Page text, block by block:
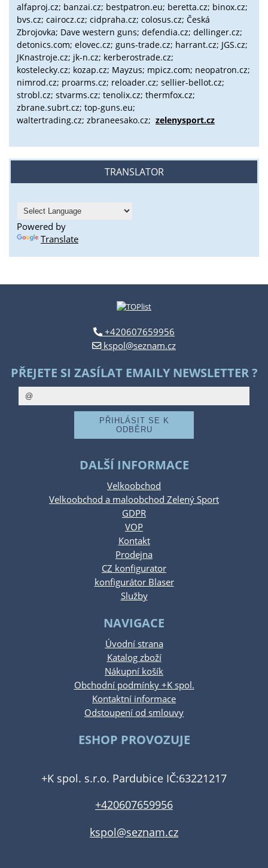
alfaproj.cz; banzai.cz; bestpatron.eu; beretta.cz; binox.cz;
bvs.cz; cairocz.cz; cidpraha.cz; colosus.cz; Česká
Zbrojovka; Dave western guns; defendia.cz; dellinger.cz;
detonics.com; elovec.cz; guns-trade.cz; harrant.cz; JGS.cz;
JKnastroje.cz; jk-n.cz; kerberostrade.cz;
kostelecky.cz; kozap.cz; Mayzus; mpicz.com; neopatron.cz;
nimrod.cz; proarms.cz; reloader.cz; sellier-bellot.cz;
strobl.cz; stvarms.cz; tenolix.cz; thermfox.cz;
zbrane.subrt.cz; top-guns.eu;
waltertrading.cz; zbraneesako.cz; zelenysport.cz
TRANSLATOR
Powered by
Translate
+420607659956
kspol@seznam.cz
PŘEJETE SI ZASÍLAT EMAILY NEWSLETTER ?
DALŠÍ INFORMACE
Velkoobchod
Velkoobchod a maloobchod Zelený Sport
GDPR
VOP
Kontakt
Prodejna
CZ konfigurator
konfigurátor Blaser
Služby
NAVIGACE
Úvodní strana
Katalog zboží
Nákupní košík
Obchodní podmínky +K spol.
Kontaktní informace
Odstoupení od smlouvy
ESHOP PROVOZUJE
+K spol. s.r.o. Pardubice IČ:63221217
+420607659956
kspol@seznam.cz